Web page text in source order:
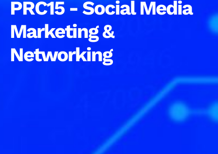
PRC15 - Social Media
Marketing &
Networking